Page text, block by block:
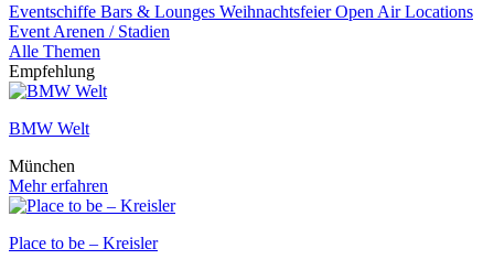
Eventschiffe Bars & Lounges WeihnachtsfeierOpen Air Locations
Event Arenen / Stadien
Alle Themen
Empfehlung
BMW Welt
München
Mehr erfahren
Place to be – Kreisler